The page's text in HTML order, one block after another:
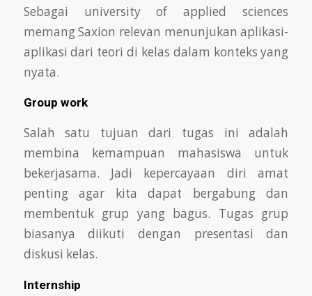
Sebagai university of appliedsciences
memang Saxion relevan menunjukan aplikasi-
aplikasi dari teori di kelas dalam konteks yang
nyata.
Group work
Salah satu tujuan dari tugas ini adalah
membina kemampuan mahasiswa untuk
bekerjasama. Jadi kepercayaan diri amat
penting agar kita dapat bergabungdan
membentuk grup yang bagus. Tugas grup
biasanya diikuti dengan presentasi dan
diskusi kelas.
Internship